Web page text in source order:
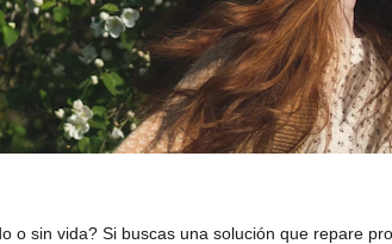
o sin vida? Si buscas una solución que repare